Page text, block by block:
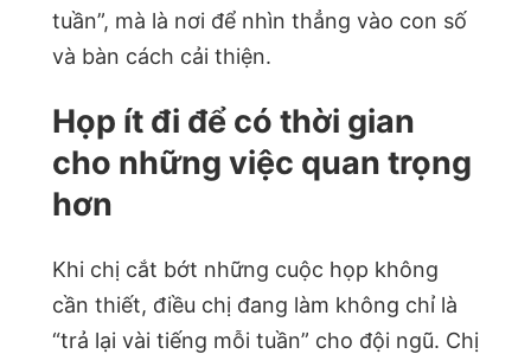
tuần”, mà là nơi để nhìn thẳng vào con số
và bàn cách cải thiện.
Họp ít đi để có thời gian
cho những việc quan trọng
hơn
Khi chị cắt bớt những cuộc họp không
cần thiết, điều chị đang làm không chỉ là
“trả lại vài tiếng mỗi tuần” cho đội ngũ. Chị